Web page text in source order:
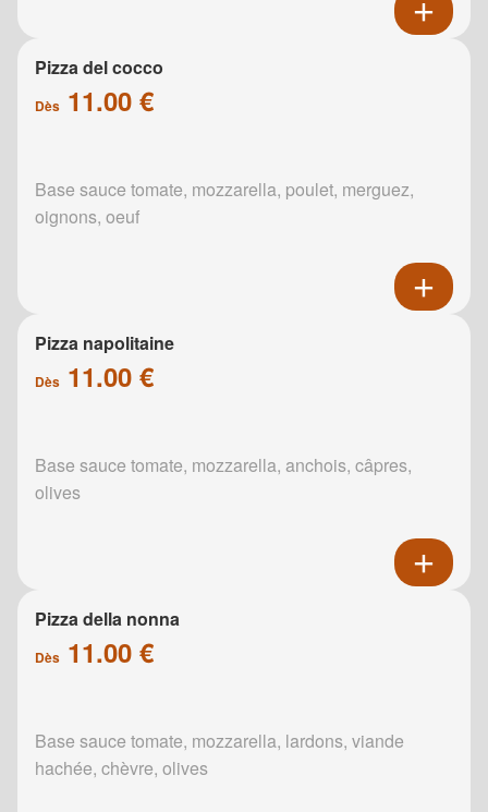
Pizza del cocco
Dès 11.00 €
Base sauce tomate, mozzarella, poulet, merguez,
oignons, oeuf
Pizza napolitaine
Dès 11.00 €
Base sauce tomate, mozzarella, anchois, câpres,
olives
Pizza della nonna
Dès 11.00 €
Base sauce tomate, mozzarella, lardons, viande
hachée, chèvre, olives